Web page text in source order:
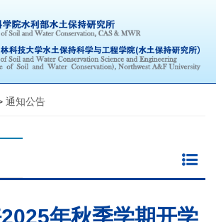
通知公告
年秋季学期开学